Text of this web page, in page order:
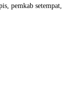
pemkab setempat,